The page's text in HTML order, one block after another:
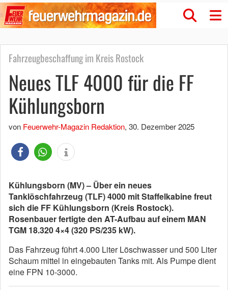
Fahrzeugbeschaffung im Kreis Rostock
Neues TLF 4000 für die FF
Kühlungsborn
von Feuerwehr-Magazin Redaktion, 30. Dezember 2025
Kühlungsborn (MV) – Über ein neues
Tanklöschfahrzeug (TLF) 4000 mit Staffelkabine freut
sich die FF Kühlungsborn (Kreis Rostock).
Rosenbauer fertigte den AT-Aufbau auf einem MAN
TGM 18.320 4×4 (320 PS/235 kW).
Das Fahrzeug führt 4.000 Liter Löschwasser und 500 Liter
Schaum mittel in eingebauten Tanks mit. Als Pumpe dient
eine FPN 10-3000.